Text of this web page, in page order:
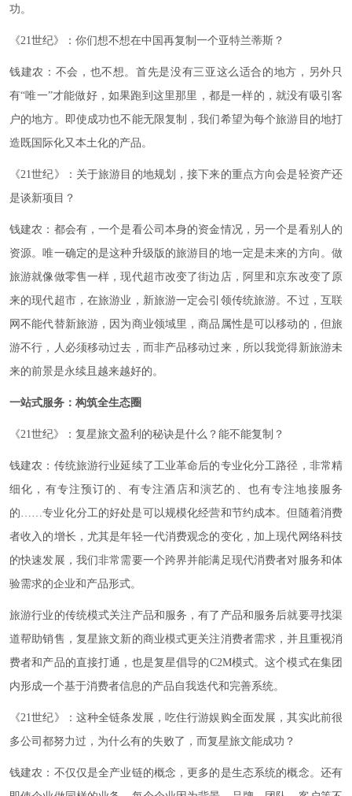
功。
《21世纪》：你们想不想在中国再复制一个亚特兰蒂斯？
钱建农：不会，也不想。首先是没有三亚这么适合的地方，另外只
有“唯一”才能做好，如果跑到这里那里，都是一样的，就没有吸引客
户的地方。即使成功也不能无限复制，我们希望为每个旅游目的地打
造既国际化又本土化的产品。
《21世纪》：关于旅游目的地规划，接下来的重点方向会是轻资产还
是谈新项目？
钱建农：都会有，一个是看公司本身的资金情况，另一个是看别人的
资源。唯一确定的是这种升级版的旅游目的地一定是未来的方向。做
旅游就像做零售一样，现代超市改变了街边店，阿里和京东改变了原
来的现代超市，在旅游业，新旅游一定会引领传统旅游。不过，互联
网不能代替新旅游，因为商业领域里，商品属性是可以移动的，但旅
游不行，人必须移动过去，而非产品移动过来，所以我觉得新旅游未
来的前景是永续且越来越好的。
一站式服务：构筑全生态圈
《21世纪》：复星旅文盈利的秘诀是什么？能不能复制？
钱建农：传统旅游行业延续了工业革命后的专业化分工路径，非常精
细化，有专注预订的、有专注酒店和演艺的、也有专注地接服务
的……专业化分工的好处是可以规模化经营和节约成本。但随着消费
者收入的增长，尤其是年轻一代消费观念的变化，加上现代网络科技
的快速发展，我们非常需要一个跨界并能满足现代消费者对服务和体
验需求的企业和产品形式。
旅游行业的传统模式关注产品和服务，有了产品和服务后就要寻找渠
道帮助销售，复星旅文新的商业模式更关注消费者需求，并且重视消
费者和产品的直接打通，也是复星倡导的C2M模式。这个模式在集团
内形成一个基于消费者信息的产品自我迭代和完善系统。
《21世纪》：这种全链条发展，吃住行游娱购全面发展，其实此前很
多公司都努力过，为什么有的失败了，而复星旅文能成功？
钱建农：不仅仅是全产业链的概念，更多的是生态系统的概念。还有